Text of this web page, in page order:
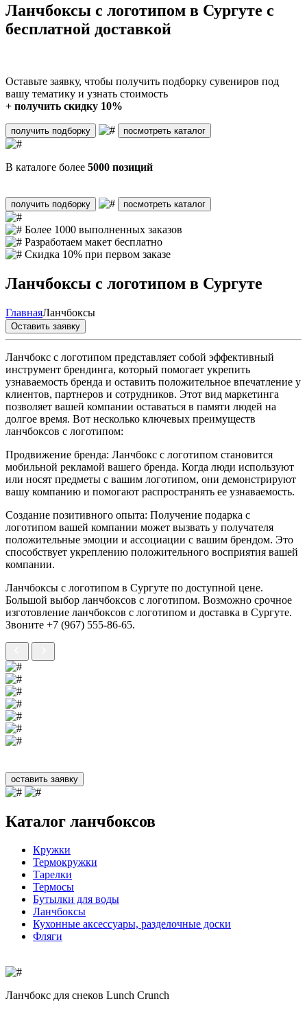
Ланчбоксы с логотипом в Сургуте с
бесплатной доставкой
Оставьте заявку, чтобы получить подборку сувениров под
вашу тематику и узнать стоимость
+ получить скидку 10%
получить подборку посмотреть каталог
В каталоге более 5000 позиций
получить подборку посмотреть каталог
Более 1000 выполненных заказов
Разработаем макет бесплатно
Скидка 10% при первом заказе
Ланчбоксы с логотипом в Сургуте
ГлавнаяЛанчбоксы
Оставить заявку
Ланчбокс с логотипом представляет собой эффективный
инструмент брендинга, который помогает укрепить
узнаваемость бренда и оставить положительное впечатление у
клиентов, партнеров и сотрудников. Этот вид маркетинга
позволяет вашей компании оставаться в памяти людей на
долгое время. Вот несколько ключевых преимуществ
ланчбоксов с логотипом:
Продвижение бренда: Ланчбокс с логотипом становится
мобильной рекламой вашего бренда. Когда люди используют
или носят предметы с вашим логотипом, они демонстрируют
вашу компанию и помогают распространять ее узнаваемость.
Создание позитивного опыта: Получение подарка с
логотипом вашей компании может вызвать у получателя
положительные эмоции и ассоциации с вашим брендом. Это
способствует укреплению положительного восприятия вашей
компании.
Ланчбоксы с логотипом в Сургуте по доступной цене.
Большой выбор ланчбоксов с логотипом. Возможно срочное
изготовление ланчбоксов с логотипом и доставка в Сургуте.
Звоните +7 (967) 555-86-65.
оставить заявку
Каталог ланчбоксов
Кружки
Термокружки
Тарелки
Термосы
Бутылки для воды
Ланчбоксы
Кухонные аксессуары, разделочные доски
Фляги
Ланчбокс для снеков Lunch Crunch